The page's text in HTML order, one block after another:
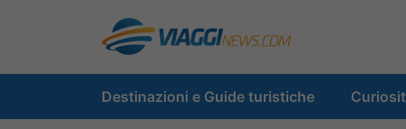
contenuto
Destinazioni e Guide turistiche